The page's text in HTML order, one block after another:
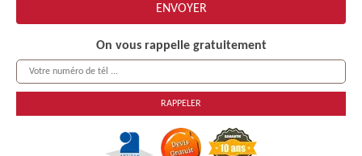
On vous rappelle gratuitement